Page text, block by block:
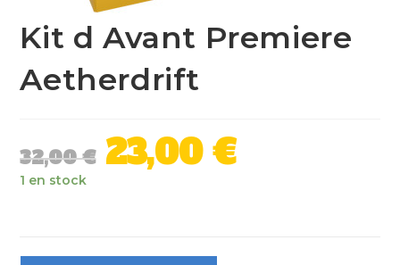
Kit d Avant Premiere
Aetherdrift
32,00€ 23,00€
1 en stock